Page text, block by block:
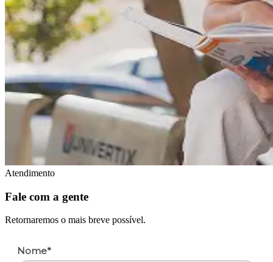
Atendimento
Fale com a gente
Retornaremos o mais breve possível.
Nome*